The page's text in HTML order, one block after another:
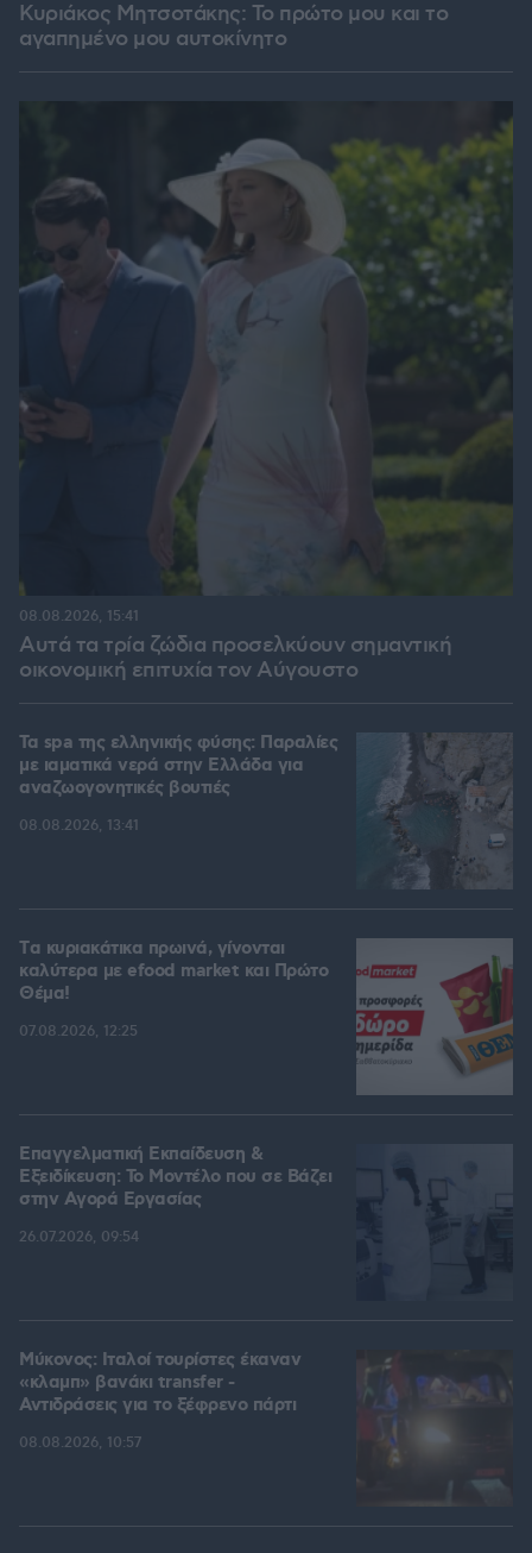
Κυριάκος Μητσοτάκης: Το πρώτο μου και το
αγαπημένο μου αυτοκίνητο
Αυτά τα τρία ζώδια προσελκύουν σημαντική
οικονομική επιτυχία τον Αύγουστο
08.08.2026, 15:41
Τα spa της ελληνικής φύσης: Παραλίες
με ιαματικά νερά στην Ελλάδα για
αναζωογονητικές βουτιές
08.08.2026, 13:41
Tα κυριακάτικα πρωινά, γίνονται
καλύτερα με efood market και Πρώτο
Θέμα!
07.08.2026, 12:25
Επαγγελματική Εκπαίδευση &
Εξειδίκευση: Το Mοντέλο που σε Bάζει
στην Aγορά Eργασίας
26.07.2026, 09:54
Μύκονος: Ιταλοί τουρίστες έκαναν
«κλαμπ» βανάκι transfer -
Αντιδράσεις για το ξέφρενο πάρτι
08.08.2026, 10:57